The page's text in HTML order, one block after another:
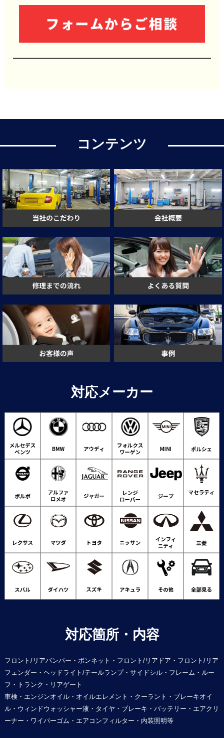
コンテンツ
対応メーカー
対応箇所・内容
フロント/リアバンパー・ボンネット・フロント/リアドア・フロント/リア
フェンダー・ヘッドライト/テールランプ・サイドシル・フレーム・ルー
フ・トランク・リアゲート
車検・エンジンオイル・オイルエレメント・クーラント・ブレーキオイ
ル・ウィンドウォッシャー液・タイヤ・ブレーキ・バッテリー・エアクリ
ーナー・ワイパーゴム・エアコンフィルター・内装照明等